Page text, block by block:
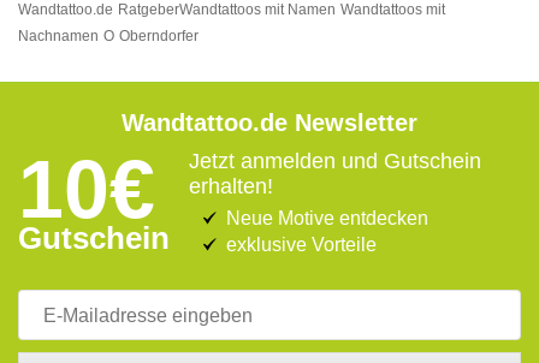
Wandtattoo.de RatgeberWandtattoos mit Namen Wandtattoos mit
Nachnamen O Oberndorfer
Wandtattoo.de Newsletter
10€
Gutschein
Jetzt anmelden und Gutschein
erhalten!
Neue Motive entdecken
exklusive Vorteile